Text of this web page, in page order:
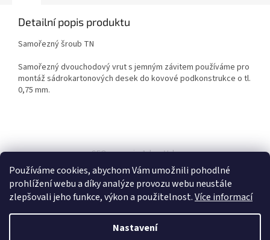
Používáme cookies, abychom Vám umožnili pohodlné
prohlížení webu a díky analýze provozu webu neustále
zlepšovali jeho funkce, výkon a použitelnost.Více informací
Nastavení
Detailní popis produktu
Samořezný šroub TN
Samořezný dvouchodový vrut s jemným závitem používáme pro
montáž sádrokartonových desek do kovové podkonstrukce o tl.
0,75 mm.
á
SEO spravuje Adam Vala
Vytvořil Shoptet